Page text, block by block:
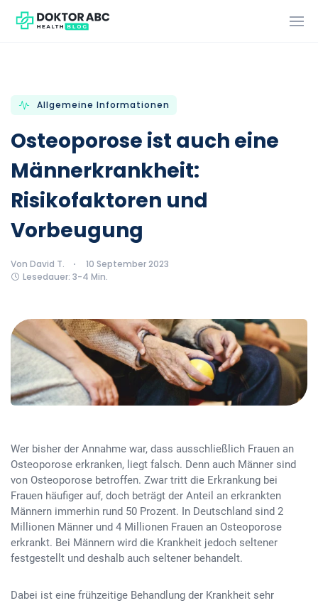
Allgemeine Informationen
Osteoporose ist auch eine
Männerkrankheit:
Risikofaktoren und
Vorbeugung
Von David T.
10 September 2023
Lesedauer: 3-4 Min.
Wer bisher der Annahme war, dass ausschließlich Frauen an
Osteoporose erkranken, liegt falsch. Denn auch Männer sind
von Osteoporose betroffen. Zwar tritt die Erkrankung bei
Frauen häufiger auf, doch beträgt der Anteil an erkrankten
Männern immerhin rund 50 Prozent. In Deutschland sind 2
Millionen Männer und 4 Millionen Frauen an Osteoporose
erkrankt. Bei Männern wird die Krankheit jedoch seltener
festgestellt und deshalb auch seltener behandelt.
Dabei ist eine frühzeitige Behandlung der Krankheit sehr